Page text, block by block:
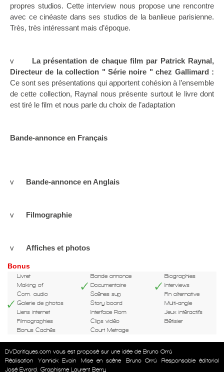
propres studios. Cette interview nous propose une rencontre
avec ce cinéaste dans ses studios de la banlieue parisienne.
Très, très intéressant mais d’époque.
v La présentation de chaque film par Patrick Raynal,
Directeur de la collection " Série noire " chez Gallimard :
Ce sont ses présentations qui apportent cohésion à l’ensemble
de cette collection, Raynal nous présente surtout le livre dont
est tiré le film et nous parle du choix de l’adaptation
Bande-annonce en Français
v Bande-annonce en Anglais
v Filmographie
v Affiches et photos
Bonus
Livret Bande annonce
Biographies
Making of
Documentaire
Interviews
Com. audio
Scènes sup
Fin alternative
Galerie de photos
Story board
Multi-angle
Liens internet
Interface Rom
Jeux intéractifs
Filmographies
Clips vidéo
Bêtisier
Bonus Cachés
Court Metrage
DVDcritiques.com vous est proposé sur une idée de Bruno Orrú
Réalisation
Yannick Evain Mise en scène Bruno Orrú
Responsable éditorial
José Evrard. Graphisme Laurent Berry